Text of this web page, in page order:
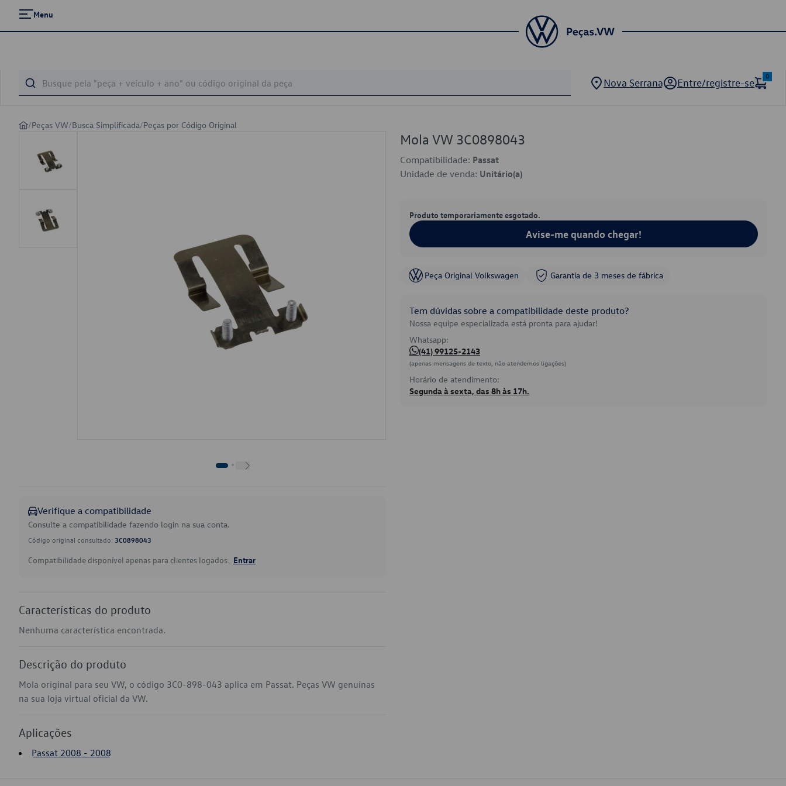
Menu
Nova Serrana Entre/registre-se
0
/Peças VW/Busca Simplificada/Peças por Código Original
Verifique a compatibilidade
Consulte a compatibilidade fazendo login na sua conta.
Código original consultado: 3C0898043
Compatibilidade disponível apenas para clientes logados. Entrar
Características do produto
Nenhuma característica encontrada.
Descrição do produto
Mola original para seu VW, o código 3C0-898-043 aplica em Passat. Peças VW genuínas
na sua loja virtual oficial da VW.
Aplicações
Passat 2008 - 2008
Mola VW 3C0898043
Compatibilidade: Passat
Unidade de venda: Unitário(a)
Produto temporariamente esgotado.
Avise-me quando chegar!
Peça Original Volkswagen Garantia de 3 meses de fábrica
Tem dúvidas sobre a compatibilidade deste produto?
Nossa equipe especializada está pronta para ajudar!
Whatsapp:
(41) 99125-2143
(apenas mensagens de texto, não atendemos ligações)
Horário de atendimento:
Segunda à sexta, das 8h às 17h.